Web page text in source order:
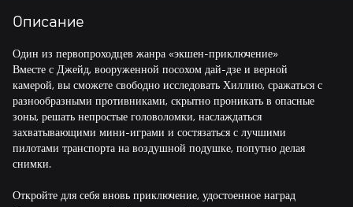
Описание
Один из первопроходцев жанра «экшен-приключение»
Вместе с Джейд, вооруженной посохом дай-дзе и верной
камерой, вы сможете свободно исследовать Хиллию, сражаться с
разнообразными противниками, скрытно проникать в опасные
зоны, решать непростые головоломки, наслаждаться
захватывающими мини-играми и состязаться с лучшими
пилотами транспорта на воздушной подушке, попутно делая
снимки.
Откройте для себя вновь приключение, удостоенное наград